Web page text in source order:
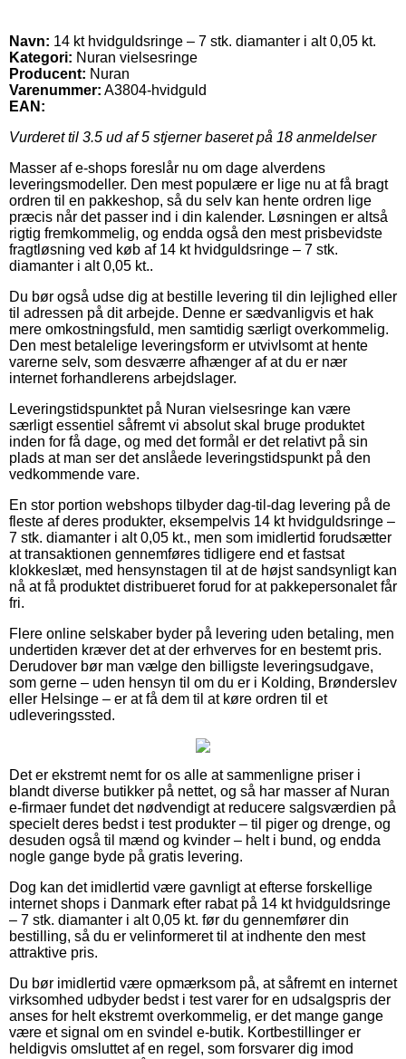
Navn: 14 kt hvidguldsringe – 7 stk. diamanter i alt 0,05 kt.
Kategori: Nuran vielsesringe
Producent: Nuran
Varenummer: A3804-hvidguld
EAN:
Vurderet til 3.5 ud af 5 stjerner baseret på 18 anmeldelser
Masser af e-shops foreslår nu om dage alverdens
leveringsmodeller. Den mest populære er lige nu at få bragt
ordren til en pakkeshop, så du selv kan hente ordren lige
præcis når det passer ind i din kalender. Løsningen er altså
rigtig fremkommelig, og endda også den mest prisbevidste
fragtløsning ved køb af 14 kt hvidguldsringe – 7 stk.
diamanter i alt 0,05 kt..
Du bør også udse dig at bestille levering til din lejlighed eller
til adressen på dit arbejde. Denne er sædvanligvis et hak
mere omkostningsfuld, men samtidig særligt overkommelig.
Den mest betalelige leveringsform er utvivlsomt at hente
varerne selv, som desværre afhænger af at du er nær
internet forhandlerens arbejdslager.
Leveringstidspunktet på Nuran vielsesringe kan være
særligt essentiel såfremt vi absolut skal bruge produktet
inden for få dage, og med det formål er det relativt på sin
plads at man ser det anslåede leveringstidspunkt på den
vedkommende vare.
En stor portion webshops tilbyder dag-til-dag levering på de
fleste af deres produkter, eksempelvis 14 kt hvidguldsringe –
7 stk. diamanter i alt 0,05 kt., men som imidlertid forudsætter
at transaktionen gennemføres tidligere end et fastsat
klokkeslæt, med hensynstagen til at de højst sandsynligt kan
nå at få produktet distribueret forud for at pakkepersonalet får
fri.
Flere online selskaber byder på levering uden betaling, men
undertiden kræver det at der erhverves for en bestemt pris.
Derudover bør man vælge den billigste leveringsudgave,
som gerne – uden hensyn til om du er i Kolding, Brønderslev
eller Helsinge – er at få dem til at køre ordren til et
udleveringssted.
Det er ekstremt nemt for os alle at sammenligne priser i
blandt diverse butikker på nettet, og så har masser af Nuran
e-firmaer fundet det nødvendigt at reducere salgsværdien på
specielt deres bedst i test produkter – til piger og drenge, og
desuden også til mænd og kvinder – helt i bund, og endda
nogle gange byde på gratis levering.
Dog kan det imidlertid være gavnligt at efterse forskellige
internet shops i Danmark efter rabat på 14 kt hvidguldsringe
– 7 stk. diamanter i alt 0,05 kt. før du gennemfører din
bestilling, så du er velinformeret til at indhente den mest
attraktive pris.
Du bør imidlertid være opmærksom på, at såfremt en internet
virksomhed udbyder bedst i test varer for en udsalgspris der
anses for helt ekstremt overkommelig, er det mange gange
være et signal om en svindel e-butik. Kortbestillinger er
heldigvis omsluttet af en regel, som forsvarer dig imod